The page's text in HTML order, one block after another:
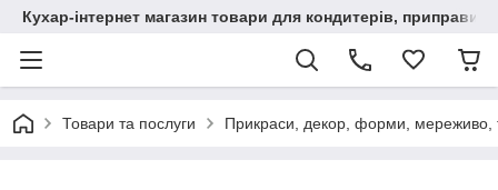
Кухар-інтернет магазин товари для кондитерів, приправи,
Товари та послуги Прикраси, декор, форми, мереживо,